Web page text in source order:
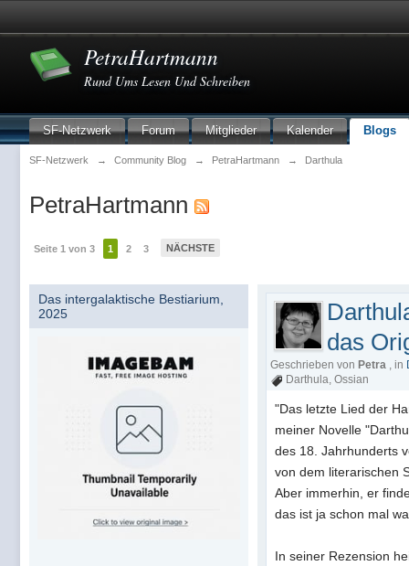
PetraHartmann
Rund Ums Lesen Und Schreiben
SF-Netzwerk Forum Mitglieder Kalender Blogs
SF-Netzwerk → Community Blog → PetraHartmann → Darthula
PetraHartmann
Seite 1 von 3 1 2 3 NÄCHSTE
das
Geschrieben von Petra , in
Darthula, Ossian
"Das letzte Lied der
meiner Novelle
des 18. Jahrhunderts
von dem literarischen
Aber immerhin, er
das ist ja schon mal
In seiner Rezension
Das intergalaktische Bestiarium,
2025